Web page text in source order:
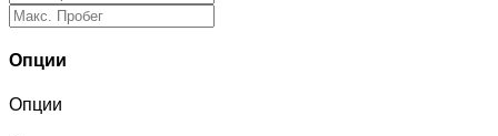
Опции
Опции